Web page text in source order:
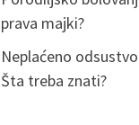
prava majki?
Neplaćeno
Šta treba znati?